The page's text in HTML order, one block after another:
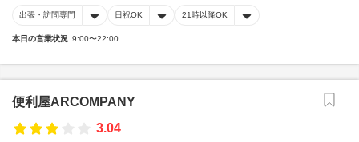
出張・訪問専門 日祝OK 21時以降OK
本日の営業状況 9:00〜22:00
便利屋ARCOMPANY
3.04